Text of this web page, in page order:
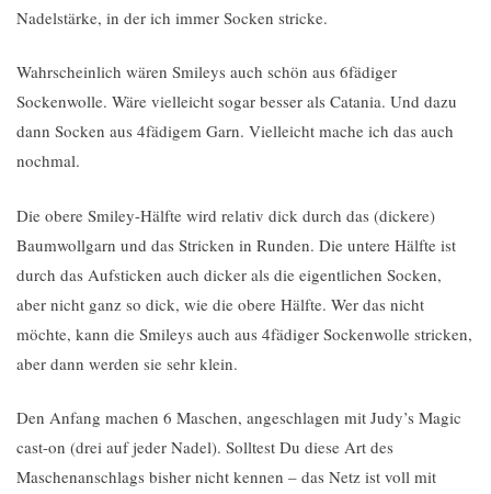
Nadelstärke, in der ich immer Socken stricke.
Wahrscheinlich wären Smileys auch schön aus 6fädiger
Sockenwolle. Wäre vielleicht sogar besser als Catania. Und dazu
dann Socken aus 4fädigem Garn. Vielleicht mache ich das auch
nochmal.
Die obere Smiley-Hälfte wird relativ dick durch das (dickere)
Baumwollgarn und das Stricken in Runden. Die untere Hälfte ist
durch das Aufsticken auch dicker als die eigentlichen Socken,
aber nicht ganz so dick, wie die obere Hälfte. Wer das nicht
möchte, kann die Smileys auch aus 4fädiger Sockenwolle stricken,
aber dann werden sie sehr klein.
Den Anfang machen 6 Maschen, angeschlagen mit Judy’s Magic
cast-on (drei auf jeder Nadel). Solltest Du diese Art des
Maschenanschlags bisher nicht kennen – das Netz ist voll mit